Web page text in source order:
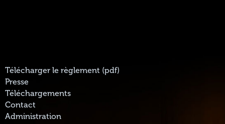
Télécharger le règlement (pdf)
Presse
Téléchargements
Contact
Administration